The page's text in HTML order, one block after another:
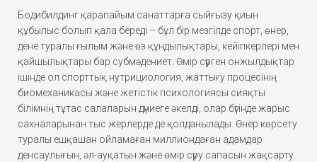
Бодибилдинг қарапайым санаттарға сыйғызу қиын
құбылыс болып қала береді – бұл бір мезгілде спорт, өнер,
дене туралы ғылым және өз құндылықтары, кейіпкерлері мен
қайшылықтары бар субмәдениет. Өмір сүрген онжылдықтар
ішінде ол спорттық нутрициология, жаттығу процесінің
биомеханикасы және жетістік психологиясы сияқты
білімнің тұтас салаларын дүниеге әкелді, олар бүгінде жарыс
сахналарынан тыс жерлерде де қолданылады. Өнер көрсету
туралы ешқашан ойламаған миллиондаған адамдар
денсаулығын, әл-ауқатын және өмір сүру сапасын жақсарту